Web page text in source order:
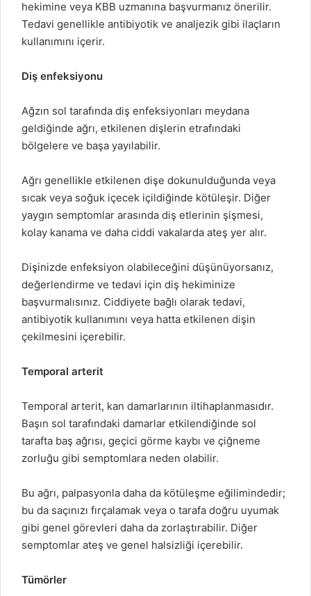
hekimine veya KBB uzmanına başvurmanız önerilir.
Tedavi genellikle antibiyotik ve analjezik gibi ilaçların
kullanımını içerir.
Diş enfeksiyonu
Ağzın sol tarafında diş enfeksiyonları meydana
geldiğinde ağrı, etkilenen dişlerin etrafındaki
bölgelere ve başa yayılabilir.
Ağrı genellikle etkilenen dişe dokunulduğunda veya
sıcak veya soğuk içecek içildiğinde kötüleşir. Diğer
yaygın semptomlar arasında diş etlerinin şişmesi,
kolay kanama ve daha ciddi vakalarda ateş yer alır.
Dişinizde enfeksiyon olabileceğini düşünüyorsanız,
değerlendirme ve tedavi için diş hekiminize
başvurmalısınız. Ciddiyete bağlı olarak tedavi,
antibiyotik kullanımını veya hatta etkilenen dişin
çekilmesini içerebilir.
Temporal arterit
Temporal arterit, kan damarlarının iltihaplanmasıdır.
Başın sol tarafındaki damarlar etkilendiğinde sol
tarafta baş ağrısı, geçici görme kaybı ve çiğneme
zorluğu gibi semptomlara neden olabilir.
Bu ağrı, palpasyonla daha da kötüleşme eğilimindedir;
bu da saçınızı fırçalamak veya o tarafa doğru uyumak
gibi genel görevleri daha da zorlaştırabilir. Diğer
semptomlar ateş ve genel halsizliği içerebilir.
Tümörler